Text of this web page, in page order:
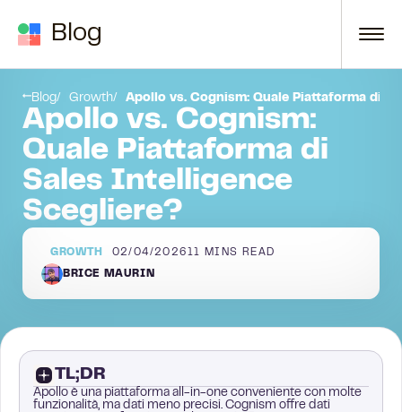
Blog
Blog Growth Apollo vs. Cognism: Quale Piattaforma di
Apollo vs. Cognism:
Quale Piattaforma di
Sales Intelligence
Scegliere?
GROWTH 02/04/2026 11 MINS READ
BRICE MAURIN
TL;DR
Apollo è una piattaforma all-in-one conveniente con molte
funzionalità, ma dati meno precisi. Cognism offre dati